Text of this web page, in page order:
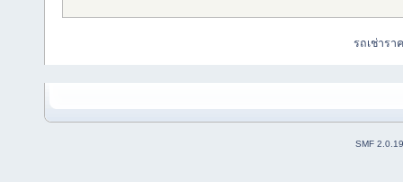
รถเช่าร
SMF 2.0.19